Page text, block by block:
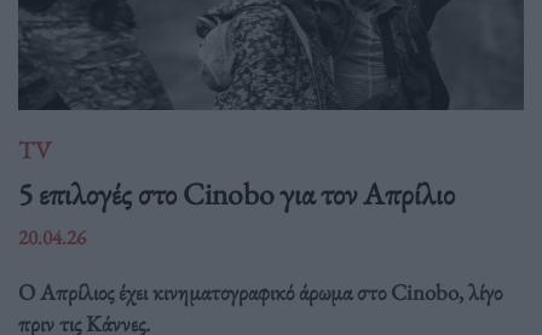
TV
5 επιλογές στο Cinobo για τον Απρίλιο
20.04.26
Ο Απρίλιος έχει κινηματογραφικό άρωμα στο Cinobo, λίγο
πριν τις Κάννες.